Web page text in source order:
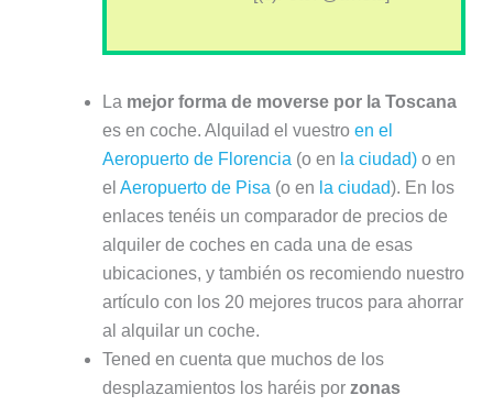
La mejor forma de moverse por la Toscana
es en coche. Alquilad el vuestro en el
Aeropuerto de Florencia (o en la ciudad)o en
el Aeropuerto de Pisa (o en la ciudad). En los
enlaces tenéis un comparador de precios de
alquiler de coches en cada una de esas
ubicaciones, y también os recomiendo nuestro
artículo con los 20 mejores trucos para ahorrar
al alquilar un coche.
Tened en cuenta que muchos de los
desplazamientos los haréis por zonas